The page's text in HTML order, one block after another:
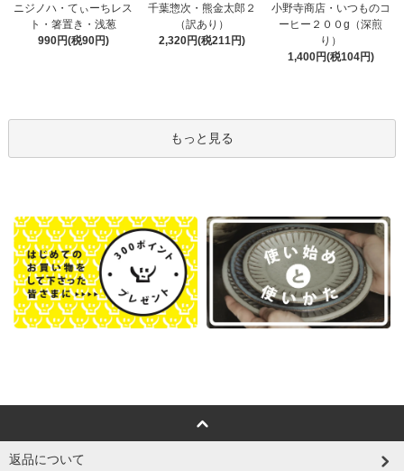
ニジノハ・てぃーちレス
ト・箸置き・浅葱
990円(税90円)
千葉惣次・熊金太郎２
（訳あり）
2,320円(税211円)
小野寺商店・いつものコ
ーヒー２００g（深煎
り）
1,400円(税104円)
もっと見る
返品について